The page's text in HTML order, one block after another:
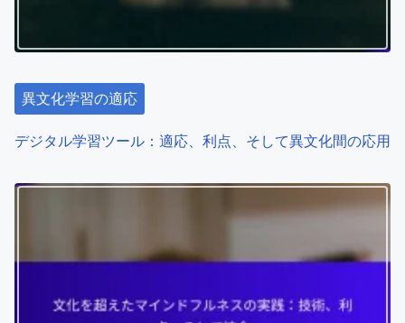
異文化学習の適応
デジタル学習ツール：適応、利点、そして異文化間の応用